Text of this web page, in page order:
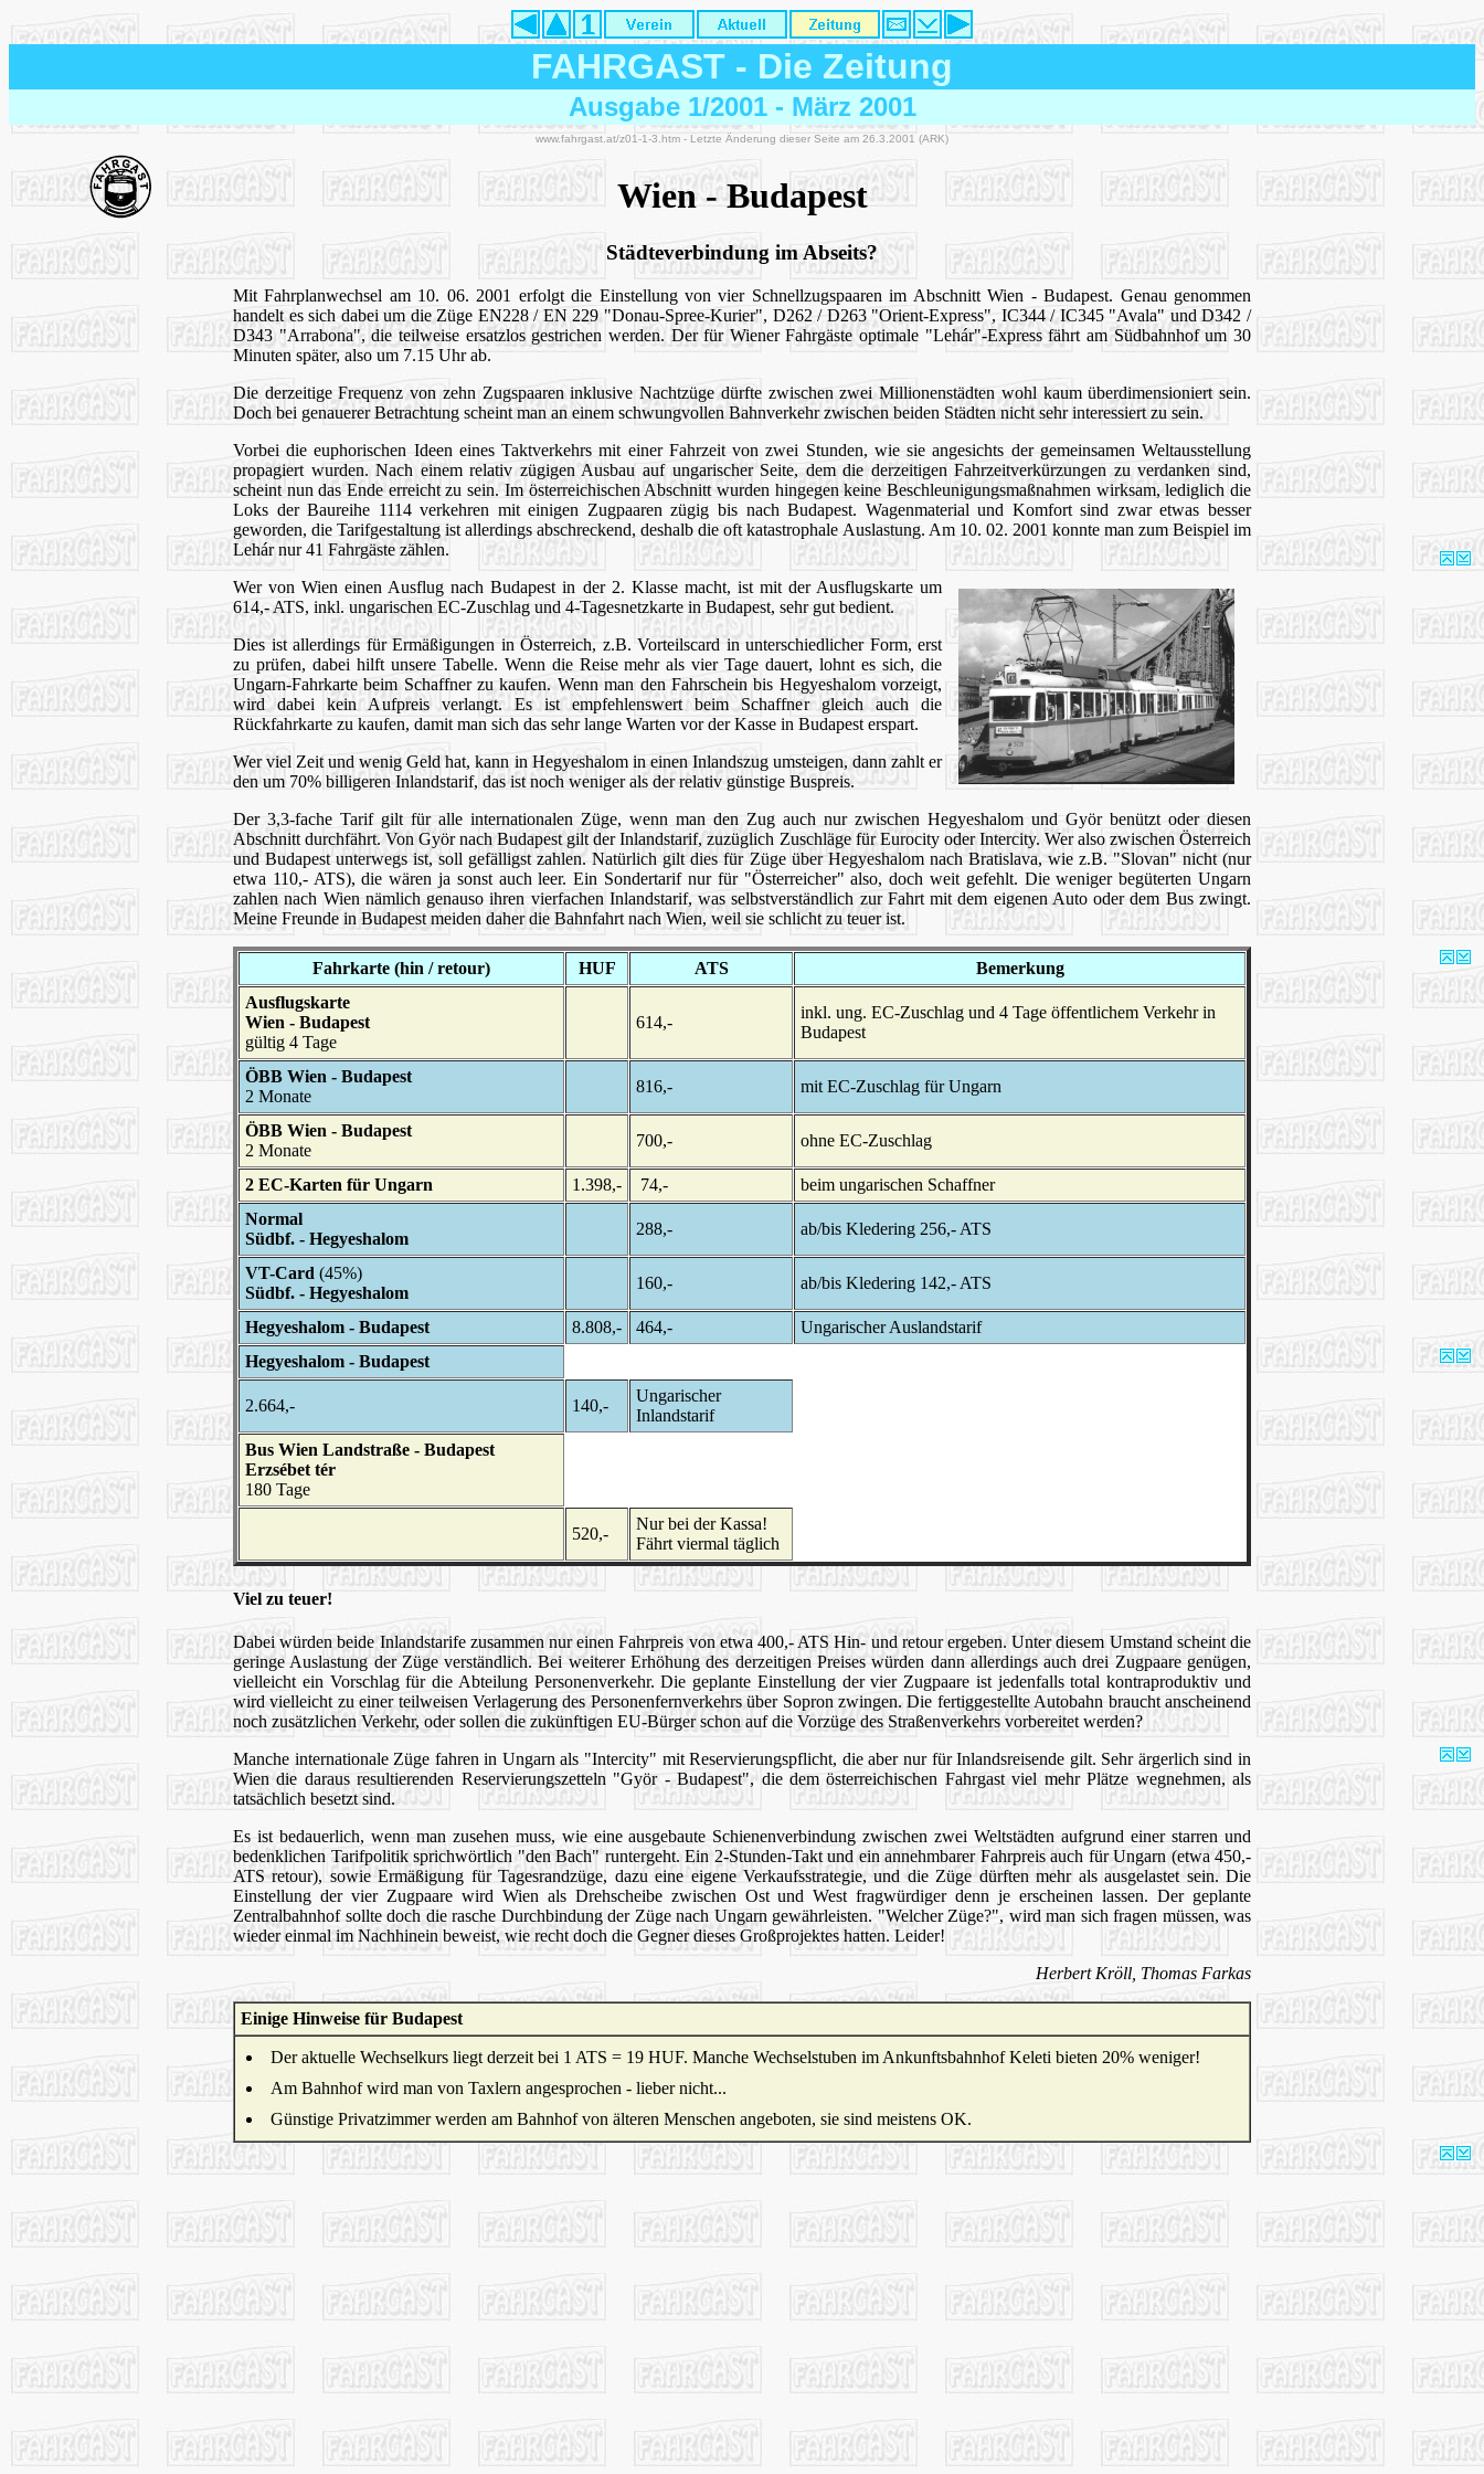
FAHRGAST - Die Zeitung
Ausgabe 1/2001 - März 2001
www.fahrgast.at/z01-1-3.htm - Letzte Änderung dieser Seite am 26.3.2001 (ARK)
Wien - Budapest
Städteverbindung im Abseits?
Mit Fahrplanwechsel am 10. 06. 2001 erfolgt die Einstellung von vier Schnellzugspaaren im Abschnitt Wien - Budapest. Genau genommen
handelt es sich dabei um die Züge EN228 / EN 229 "Donau-Spree-Kurier", D262 / D263 "Orient-Express", IC344 / IC345 "Avala" und D342 /
D343 "Arrabona", die teilweise ersatzlos gestrichen werden. Der für Wiener Fahrgäste optimale "Lehár"-Express fährt am Südbahnhof um 30
Minuten später, also um 7.15 Uhr ab.
Die derzeitige Frequenz von zehn Zugspaaren inklusive Nachtzüge dürfte zwischen zwei Millionenstädten wohl kaum überdimensioniert sein.
Doch bei genauerer Betrachtung scheint man an einem schwungvollen Bahnverkehr zwischen beiden Städten nicht sehr interessiert zu sein.
Vorbei die euphorischen Ideen eines Taktverkehrs mit einer Fahrzeit von zwei Stunden, wie sie angesichts der gemeinsamen Weltausstellung
propagiert wurden. Nach einem relativ zügigen Ausbau auf ungarischer Seite, dem die derzeitigen Fahrzeitverkürzungen zu verdanken sind,
scheint nun das Ende erreicht zu sein. Im österreichischen Abschnitt wurden hingegen keine Beschleunigungsmaßnahmen wirksam, lediglich die
Loks der Baureihe 1114 verkehren mit einigen Zugpaaren zügig bis nach Budapest. Wagenmaterial und Komfort sind zwar etwas besser
geworden, die Tarifgestaltung ist allerdings abschreckend, deshalb die oft katastrophale Auslastung. Am 10. 02. 2001 konnte man zum Beispiel im
Lehár nur 41 Fahrgäste zählen.
Wer von Wien einen Ausflug nach Budapest in der 2. Klasse macht, ist mit der Ausflugskarte um
614,- ATS, inkl. ungarischen EC-Zuschlag und 4-Tagesnetzkarte in Budapest, sehr gut bedient.
Dies ist allerdings für Ermäßigungen in Österreich, z.B. Vorteilscard in unterschiedlicher Form, erst
zu prüfen, dabei hilft unsere Tabelle. Wenn die Reise mehr als vier Tage dauert, lohnt es sich, die
Ungarn-Fahrkarte beim Schaffner zu kaufen. Wenn man den Fahrschein bis Hegyeshalom vorzeigt,
wird dabei kein Aufpreis verlangt. Es ist empfehlenswert beim Schaffner gleich auch die
Rückfahrkarte zu kaufen, damit man sich das sehr lange Warten vor der Kasse in Budapest erspart.
Wer viel Zeit und wenig Geld hat, kann in Hegyeshalom in einen Inlandszug umsteigen, dann zahlt er
den um 70% billigeren Inlandstarif, das ist noch weniger als der relativ günstige Buspreis.
Der 3,3-fache Tarif gilt für alle internationalen Züge, wenn man den Zug auch nur zwischen Hegyeshalom und Györ benützt oder diesen
Abschnitt durchfährt. Von Györ nach Budapest gilt der Inlandstarif, zuzüglich Zuschläge für Eurocity oder Intercity. Wer also zwischen Österreich
und Budapest unterwegs ist, soll gefälligst zahlen. Natürlich gilt dies für Züge über Hegyeshalom nach Bratislava, wie z.B. "Slovan" nicht (nur
etwa 110,- ATS), die wären ja sonst auch leer. Ein Sondertarif nur für "Österreicher" also, doch weit gefehlt. Die weniger begüterten Ungarn
zahlen nach Wien nämlich genauso ihren vierfachen Inlandstarif, was selbstverständlich zur Fahrt mit dem eigenen Auto oder dem Bus zwingt.
Meine Freunde in Budapest meiden daher die Bahnfahrt nach Wien, weil sie schlicht zu teuer ist.
Fahrkarte (hin / retour) HUF ATS
Bemerkung
Ausflugskarte
Wien - Budapest
gültig 4 Tage
614,-
inkl. ung. EC-Zuschlag und 4 Tage öffentlichem Verkehr in
Budapest
ÖBB Wien - Budapest
2 Monate
816,- mit EC-Zuschlag für Ungarn
ÖBB Wien - Budapest
2 Monate
700,- ohne EC-Zuschlag
2 EC-Karten für Ungarn 1.398,- 74,-
beim ungarischen Schaffner
Normal
Südbf. - Hegyeshalom
288,- ab/bis Kledering 256,- ATS
VT-Card (45%)
Südbf. - Hegyeshalom
160,- ab/bis Kledering 142,- ATS
Hegyeshalom - Budapest 8.808,- 464,-
Ungarischer Auslandstarif
Hegyeshalom - Budapest
2.664,- 140,-
Ungarischer
Inlandstarif
Bus Wien Landstraße - Budapest
Erzsébet tér
180 Tage
520,-
Nur bei der Kassa!
Fährt viermal täglich
Viel zu teuer!
Dabei würden beide Inlandstarife zusammen nur einen Fahrpreis von etwa 400,- ATS Hin- und retour ergeben. Unter diesem Umstand scheint die
geringe Auslastung der Züge verständlich. Bei weiterer Erhöhung des derzeitigen Preises würden dann allerdings auch drei Zugpaare genügen,
vielleicht ein Vorschlag für die Abteilung Personenverkehr. Die geplante Einstellung der vier Zugpaare ist jedenfalls total kontraproduktiv und
wird vielleicht zu einer teilweisen Verlagerung des Personenfernverkehrs über Sopron zwingen. Die fertiggestellte Autobahn braucht anscheinend
noch zusätzlichen Verkehr, oder sollen die zukünftigen EU-Bürger schon auf die Vorzüge des Straßenverkehrs vorbereitet werden?
Manche internationale Züge fahren in Ungarn als "Intercity" mit Reservierungspflicht, die aber nur für Inlandsreisende gilt. Sehr ärgerlich sind in
Wien die daraus resultierenden Reservierungszetteln "Györ - Budapest", die dem österreichischen Fahrgast viel mehr Plätze wegnehmen, als
tatsächlich besetzt sind.
Es ist bedauerlich, wenn man zusehen muss, wie eine ausgebaute Schienenverbindung zwischen zwei Weltstädten aufgrund einer starren und
bedenklichen Tarifpolitik sprichwörtlich "den Bach" runtergeht. Ein 2-Stunden-Takt und ein annehmbarer Fahrpreis auch für Ungarn (etwa 450,-
ATS retour), sowie Ermäßigung für Tagesrandzüge, dazu eine eigene Verkaufsstrategie, und die Züge dürften mehr als ausgelastet sein. Die
Einstellung der vier Zugpaare wird Wien als Drehscheibe zwischen Ost und West fragwürdiger denn je erscheinen lassen. Der geplante
Zentralbahnhof sollte doch die rasche Durchbindung der Züge nach Ungarn gewährleisten. "Welcher Züge?", wird man sich fragen müssen, was
wieder einmal im Nachhinein beweist, wie recht doch die Gegner dieses Großprojektes hatten. Leider!
Herbert Kröll, Thomas Farkas
Einige Hinweise für Budapest
Der aktuelle Wechselkurs liegt derzeit bei 1 ATS = 19 HUF. Manche Wechselstuben im Ankunftsbahnhof Keleti bieten 20% weniger!
Am Bahnhof wird man von Taxlern angesprochen - lieber nicht...
Günstige Privatzimmer werden am Bahnhof von älteren Menschen angeboten, sie sind meistens OK.